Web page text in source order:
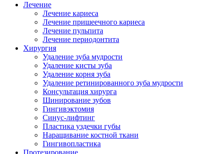
Лечение
Лечение кариеса
Лечение пришеечного кариеса
Лечение пульпита
Лечение периодонтита
Хирургия
Удаление зуба мудрости
Удаление кисты зуба
Удаление корня зуба
Удаление ретинированного зуба мудрости
Консультация хирурга
Шинирование зубов
Гингивэктомия
Синус-лифтинг
Пластика уздечки губы
Наращивание костной ткани
Гингивопластика
Протезирование